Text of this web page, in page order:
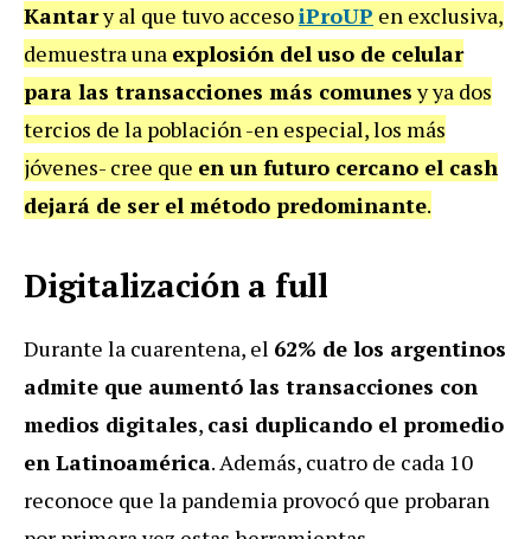
Kantary al que tuvo accesoiProUP en exclusiva,
demuestra una explosión del uso de celular
para las transacciones más comunesy ya dos
tercios de la población -en especial, los más
jóvenes- cree que en un futuro cercano el cash
dejará de ser el método predominante.
Digitalización a full
Durante la cuarentena, el 62% de los argentinos
admite que aumentó las transacciones con
medios digitales, casi duplicando el promedio
en Latinoamérica. Además, cuatro de cada 10
reconoce que la pandemia provocó que probaran